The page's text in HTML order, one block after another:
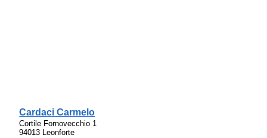
Cardaci Carmelo
Cortile Fornovecchio 1
94013 Leonforte